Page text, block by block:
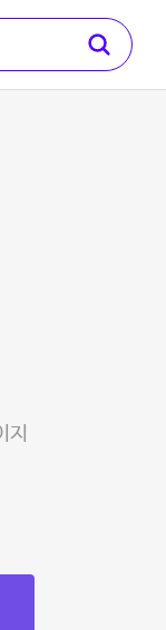
지